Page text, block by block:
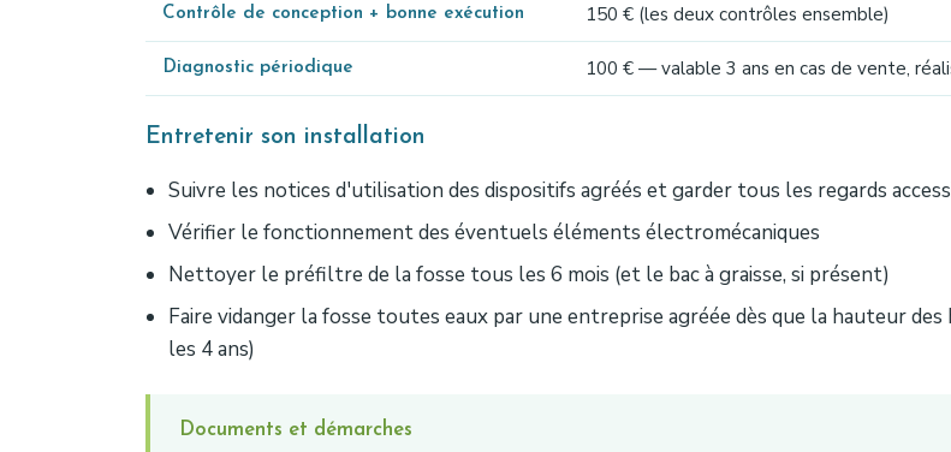
Contrôle de conception + bonne exécution 150 € (les deux contrôles ensemble)
Diagnostic périodique 100 € — valable 3 ans en cas de vente,
Entretenir son installation
Suivre les notices d'utilisation des dispositifs agréés et garder tous les regards
Vérifier le fonctionnement des éventuels éléments électromécaniques
Nettoyer le préfiltre de la fosse tous les 6 mois (et le bac à graisse, si présent)
Faire vidanger la fosse toutes eaux par une entreprise agréée dès que la hauteur
les 4 ans)
Documents et démarches